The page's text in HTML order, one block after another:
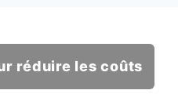
réduire les coûts